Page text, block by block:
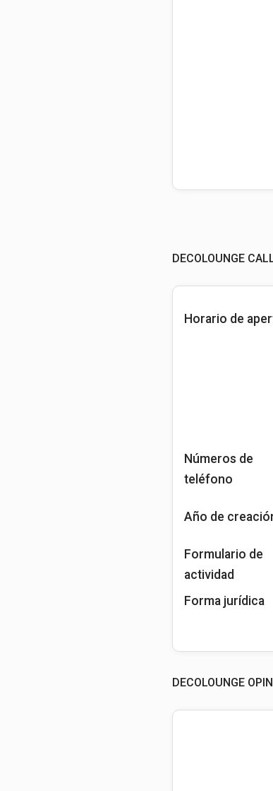
DECOLOUNGE
Horario de
Números de
teléfono
Año de
Formulario de
actividad
Forma jurídica
DECOLOUNGE